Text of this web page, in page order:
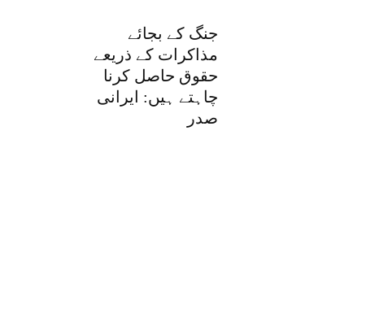
جنگ کے بجائے
مذاکرات کے ذریعے
حقوق حاصل کرنا
چاہتے ہیں: ایرانی
صدر